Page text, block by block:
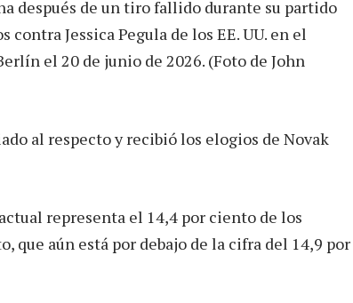
al respecto y recibió los elogios de Novak
representa el 14,4 por ciento de los
que aún está por debajo de la cifra del 14,9 por